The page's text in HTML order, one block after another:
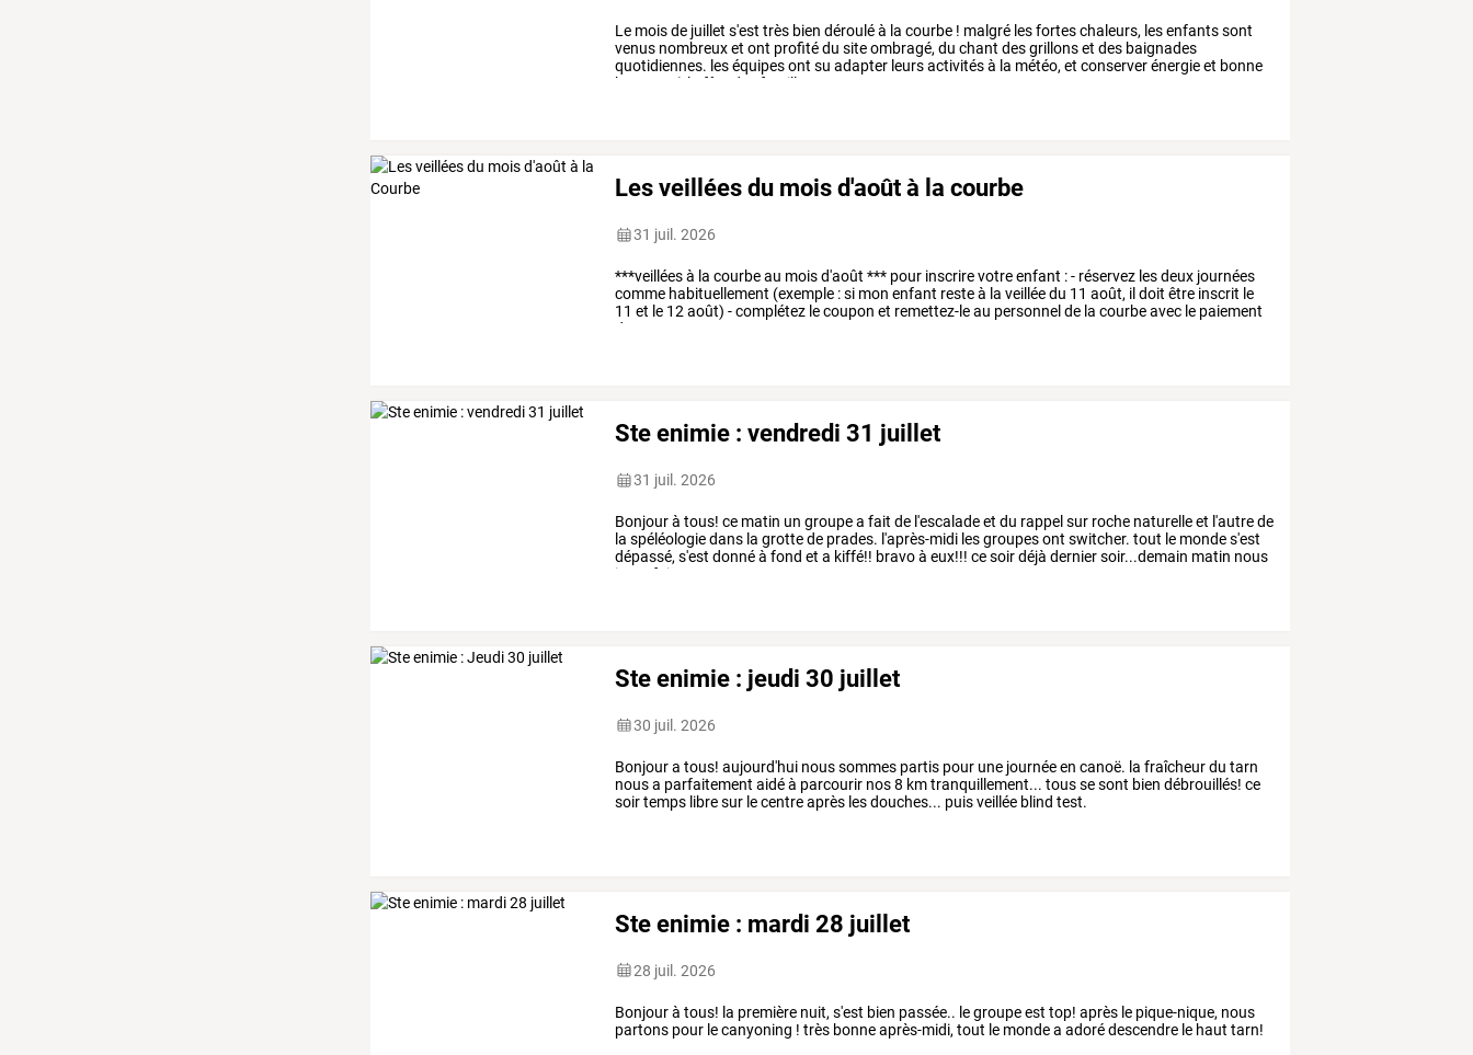
Le moisde juillet s'est très bien dérouléà la courbe ! malgré lesforteschaleurs, lesenfantssont
venus nombreuxet ont profitédu siteombragé,du chant desgrillonset des baignades
quotidiennes. leséquipesont su adapter leursactivitésà la météo,et conserverénergieet bonne
humeur
;-) la fête des familles,
Les veillées du mois d'août à la courbe
31 juil. 2026
***veilléesà la courbeau moisd'août *** pour inscrirevotreenfant :- réservez lesdeux journées
comme habituellement (exemple :si mon enfant resteà la veilléedu 11 août, il doit être inscrit le
11 et le 12août) -complétez lecoupon et remettez-leau personnel de la courbeavec le paiement
de
Ste enimie : vendredi 31 juillet
31 juil. 2026
Bonjourà tous! ce matin un groupea fait de l'escaladeet du rappel sur roche naturelleet l'autrede
la spéléologiedans la grottede prades. l'après-midi lesgroupesont switcher. tout le mondes'est
dépassé, s'est donnéà fond et a kiffé!! bravoà eux!!! cesoirdéjà derniersoir...demain matin nous
irons
faire
Ste enimie : jeudi 30 juillet
30 juil. 2026
Bonjour a tous! aujourd'hui nous sommes partis pour une journée en canoë. la fraîcheur du tarn
nous a parfaitement aidé à parcourir nos 8 km tranquillement... tous se sont bien débrouillés! ce
soir temps libre sur le centre après les douches... puis veillée blind test.
Ste enimie : mardi 28 juillet
28 juil. 2026
Bonjour à tous! la première nuit, s'est bien passée.. le groupe est top! après le pique-nique, nous
partons pour le canyoning ! très bonne après-midi, tout le monde a adoré descendre le haut tarn!